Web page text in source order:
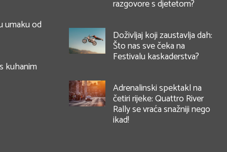
umaku od
kuhanim
razgovore s djetetom?
Doživljaj koji zaustavlja dah:
Što nas sve čeka na
Festivalu kaskaderstva?
Adrenalinski spektakl na
četiri rijeke: Quattro River
Rally se vraća snažniji nego
ikad!